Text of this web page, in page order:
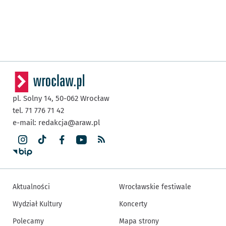
pl. Solny 14, 50-062 Wrocław
tel. 71 776 71 42
e-mail: redakcja@araw.pl
Aktualności
Wydział Kultury
Polecamy
Wrocławskie festiwale
Koncerty
Mapa strony